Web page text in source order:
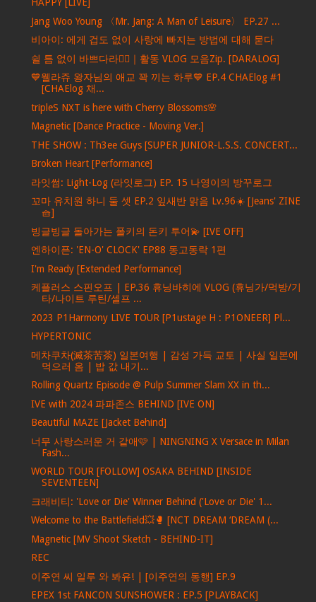
HAPPY [LIVE]
Jang Woo Young 〈Mr. Jang: A Man of Leisure〉 EP.27 ...
비아이: 에게 겁도 없이 사랑에 빠지는 방법에 대해 묻다
쉴 틈 없이 바쁘다라🏃‍♀｜활동 VLOG 모음Zip. [DARALOG]
💙웰라쥬 왕자님의 애교 꽉 끼는 하루💙 EP.4 CHAElog #1
[CHAElog 채...
tripleS NXT is here with Cherry Blossoms🌸
Magnetic [Dance Practice - Moving Ver.]
THE SHOW : Th3ee Guys [SUPER JUNIOR-L.S.S. CONCERT...
Broken Heart [Performance]
라잇썸: Light-Log (라잇로그) EP. 15 나영이의 방꾸로그
꼬마 유치원 하니 둘 셋 EP.2 잎새반 맑음 Lv.96☀️ [Jeans' ZINE
🧺]
빙글빙글 돌아가는 폴키의 돈키 투어💫 [IVE OFF]
엔하이픈: 'EN-O' CLOCK' EP88 동고동락 1편
I'm Ready [Extended Performance]
케플러스 스핀오프 | EP.36 휴닝바히에 VLOG (휴닝가/먹방/기
타/나이트 루틴/셀프 ...
2023 P1Harmony LIVE TOUR [P1ustage H : P1ONEER] Pl...
HYPERTONIC
메차쿠차(滅茶苦茶) 일본여행 | 감성 가득 교토 | 사실 일본에
먹으러 옴 | 밥 값 내기...
Rolling Quartz Episode @ Pulp Summer Slam XX in th...
IVE with 2024 파파존스 BEHIND [IVE ON]
Beautiful MAZE [Jacket Behind]
너무 사랑스러운 거 같애🩷 | NINGNING X Versace in Milan
Fash...
WORLD TOUR [FOLLOW] OSAKA BEHIND [INSIDE
SEVENTEEN]
크래비티: 'Love or Die' Winner Behind ('Love or Die' 1...
Welcome to the Battlefield💥🥊 [NCT DREAM ‘DREAM (...
Magnetic [MV Shoot Sketch - BEHIND-IT]
REC
이주연 씨 일루 와 봐유! | [이주연의 동행] EP.9
EPEX 1st FANCON SUNSHOWER : EP.5 [PLAYBACK]